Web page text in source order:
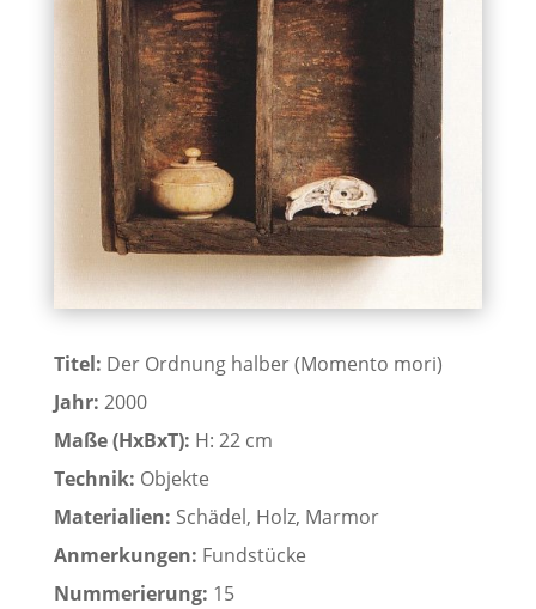
Titel: Der Ordnung halber (Momento mori)
Jahr: 2000
Maße (HxBxT): H: 22 cm
Technik: Objekte
Materialien: Schädel, Holz, Marmor
Anmerkungen: Fundstücke
Nummerierung: 15